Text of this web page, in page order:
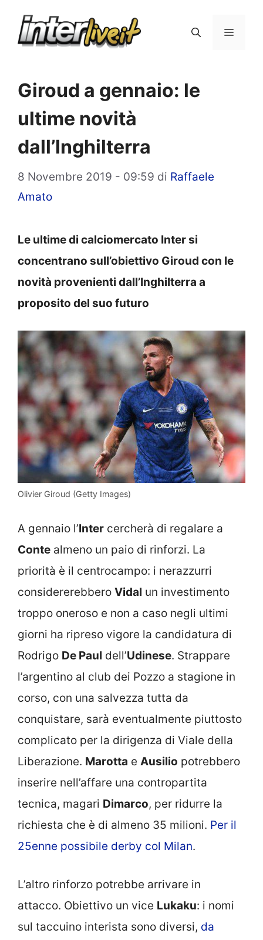
Menu
Giroud a gennaio: le
ultime novità
dall’Inghilterra
8 Novembre 2019 - 09:59 di Raffaele
Amato
Le ultime di calciomercato Inter si
concentrano sull’obiettivo Giroud con le
novità provenienti dall’Inghilterra a
proposito del suo futuro
Olivier Giroud (Getty Images)
A gennaio l’Inter cercherà di regalare a
Conte almeno un paio di rinforzi. La
priorità è il centrocampo: i nerazzurri
considererebbero Vidal un investimento
troppo oneroso e non a caso negli ultimi
giorni ha ripreso vigore la candidatura di
Rodrigo De Paul dell’Udinese. Strappare
l’argentino al club dei Pozzo a stagione in
corso, con una salvezza tutta da
conquistare, sarà eventualmente piuttosto
complicato per la dirigenza di Viale della
Liberazione. Marotta e Ausilio potrebbero
inserire nell’affare una contropartita
tecnica, magari Dimarco, per ridurre la
richiesta che è di almeno 35 milioni. Per il
25enne possibile derby col Milan.
L’altro rinforzo potrebbe arrivare in
attacco. Obiettivo un vice Lukaku: i nomi
sul taccuino interista sono diversi, da